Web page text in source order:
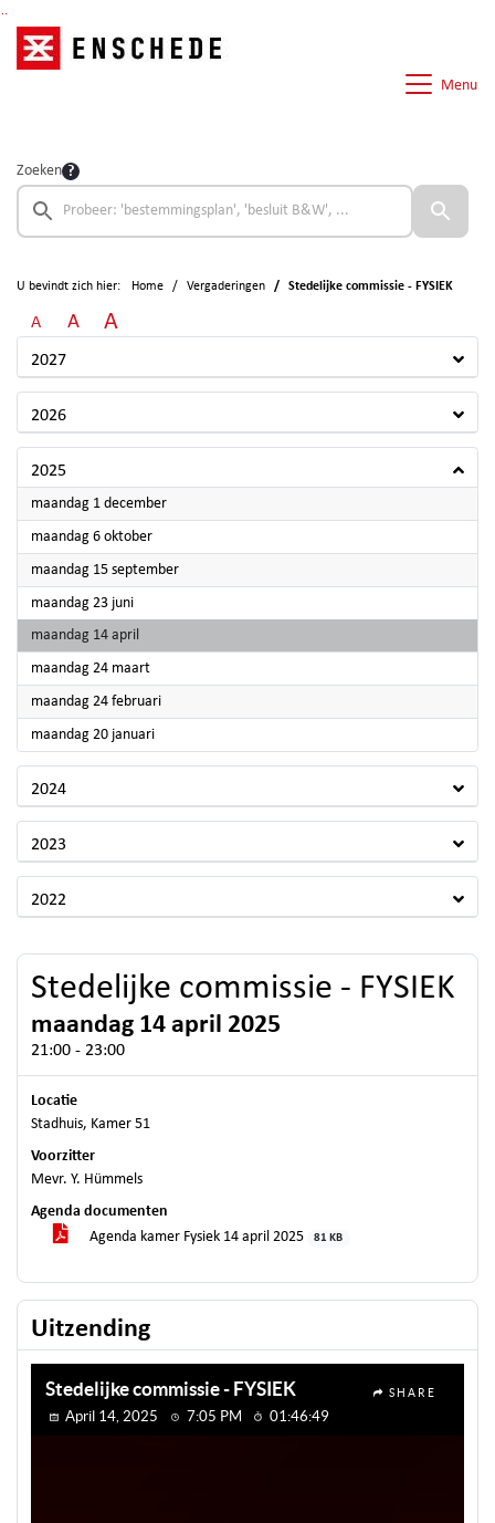
Menu
Zoeken
U bevindt zich hier: Home Vergaderingen Stedelijke commissie - FYSIEK
A A A
2027
2026
2025
maandag 1 december2025
maandag 6 oktober2025
maandag 15 september2025
maandag 23 juni2025
maandag 14 april
maandag 24 maart2025
maandag 24 februari2025
maandag 20 januari2025
2024
2023
2022
Stedelijke commissie - FYSIEK
maandag 14 april 2025
21:00 - 23:00
Locatie
Stadhuis, Kamer 51
Voorzitter
Mevr. Y. Hümmels
Agenda documenten
Agenda kamer Fysiek 14 april 2025
81 KB
Uitzending